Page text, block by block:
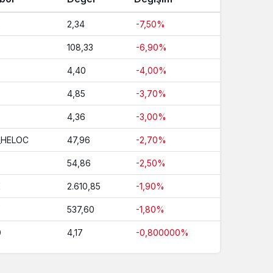
2,34 -7,50%
108,33 -6,90%
4,40 -4,00%
4,85 -3,70%
4,36 -3,00%
47,96 -2,70%
54,86 -2,50%
2.610,85 -1,90%
537,60 -1,80%
4,17 -0,800000%